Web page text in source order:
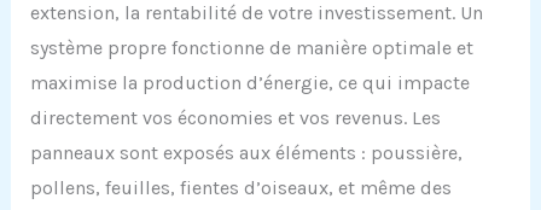
extension, la rentabilité de votre investissement. Un
système propre fonctionne de manière optimale et
maximise la production d’énergie, ce qui impacte
directement vos économies et vos revenus. Les
panneaux sont exposés aux éléments : poussière,
pollens, feuilles, fientes d’oiseaux, et même des